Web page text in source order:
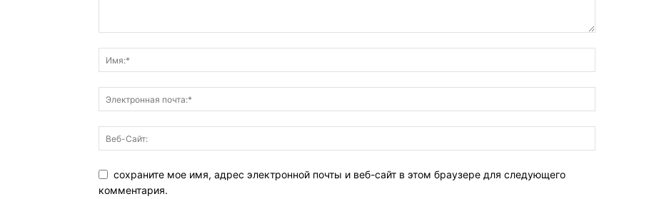
сохраните мое имя, адрес электронной почты и веб-сайт в этом браузере для следующего
комментария.